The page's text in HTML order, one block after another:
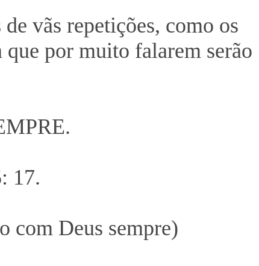
vãs repetições, como os
que por muito falarem serão
17.
com Deus sempre)